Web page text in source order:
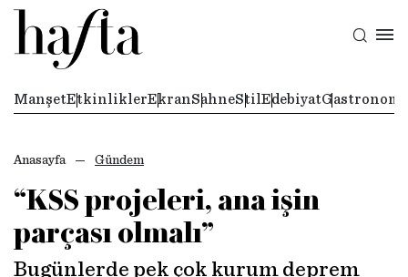
ManşetEtkinliklerEkranSahneStil EdebiyatGastronomi
Anasayfa Gündem
“KSS projeleri, ana işin
parçası olmalı”
Bugünlerde pek çok kurum deprem